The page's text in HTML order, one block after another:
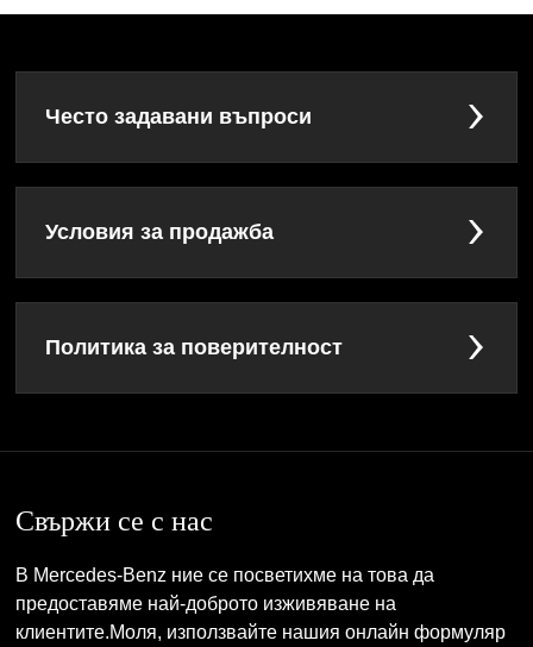
Често задавани въпроси
Условия за продажба
Политика за поверителност
Свържи се с нас
В Mercedes-Benz ние се посветихме на това да
предоставяме най-доброто изживяване на
клиентите.Моля, използвайте нашия онлайн формуляр